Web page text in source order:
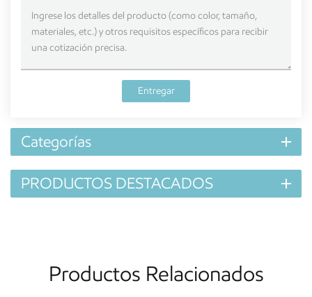
Entregar
Categorías
PRODUCTOS DESTACADOS
Productos Relacionados